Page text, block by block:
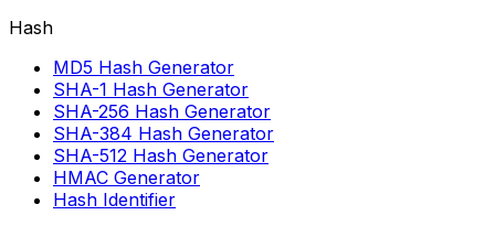
Hash
MD5 Hash Generator
SHA-1 Hash Generator
SHA-256 Hash Generator
SHA-384 Hash Generator
SHA-512 Hash Generator
HMAC Generator
Hash Identifier